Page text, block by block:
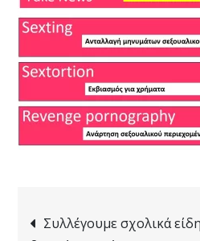
Post
Συλλέγουμε σχολικά